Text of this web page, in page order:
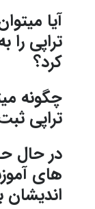
آیا
تراپی
کرد؟
چگونه
تراپی
در حال
های
اندیشان